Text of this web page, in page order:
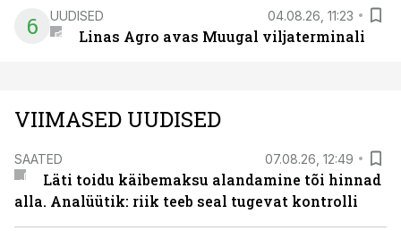
6 UUDISED 04.08.26, 11:23
Linas Agro avas Muugal viljaterminali
VIIMASED UUDISED
SAATED 07.08.26, 12:49
Läti toidu käibemaksu alandamine tõi hinnad
alla. Analüütik: riik teeb seal tugevat kontrolli